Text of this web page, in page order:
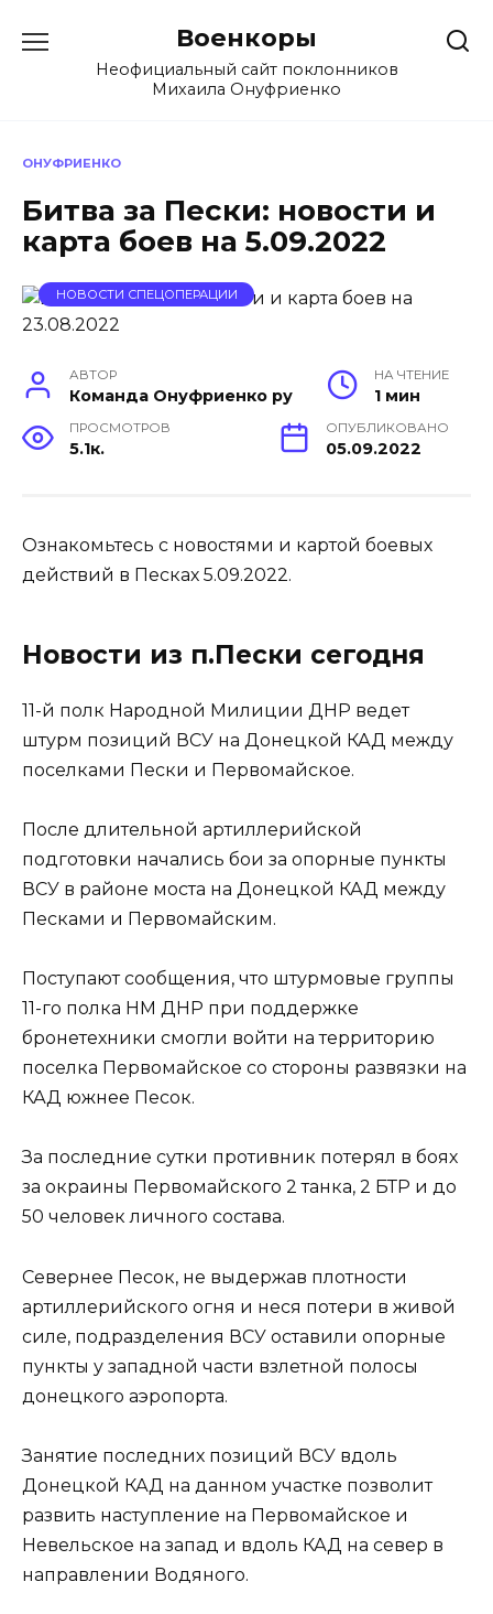
содержанию
Военкоры
Неофициальный сайт поклонников
Михаила Онуфриенко
ОНУФРИЕНКО
Битва за Пески: новости и
карта боев на 5.09.2022
НОВОСТИ СПЕЦОПЕРАЦИИ
АВТОР
Команда Онуфриенко ру
НА ЧТЕНИЕ
1 мин
ПРОСМОТРОВ
5.1к.
ОПУБЛИКОВАНО
05.09.2022
Ознакомьтесь с новостями и картой боевых
действий в Песках 5.09.2022.
Новости из п.Пески сегодня
11-й полк Народной Милиции ДНР ведет
штурм позиций ВСУ на Донецкой КАД между
поселками Пески и Первомайское.
После длительной артиллерийской
подготовки начались бои за опорные пункты
ВСУ в районе моста на Донецкой КАД между
Песками и Первомайским.
Поступают сообщения, что штурмовые группы
11-го полка НМ ДНР при поддержке
бронетехники смогли войти на территорию
поселка Первомайское со стороны развязки на
КАД южнее Песок.
За последние сутки противник потерял в боях
за окраины Первомайского 2 танка, 2 БТР и до
50 человек личного состава.
Севернее Песок, не выдержав плотности
артиллерийского огня и неся потери в живой
силе, подразделения ВСУ оставили опорные
пункты у западной части взлетной полосы
донецкого аэропорта.
Занятие последних позиций ВСУ вдоль
Донецкой КАД на данном участке позволит
развить наступление на Первомайское и
Невельское на запад и вдоль КАД на север в
направлении Водяного.